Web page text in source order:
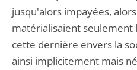
jusqu'alors impayées,
matérialisaient seulement
cette dernière envers la
ainsi implicitement mais